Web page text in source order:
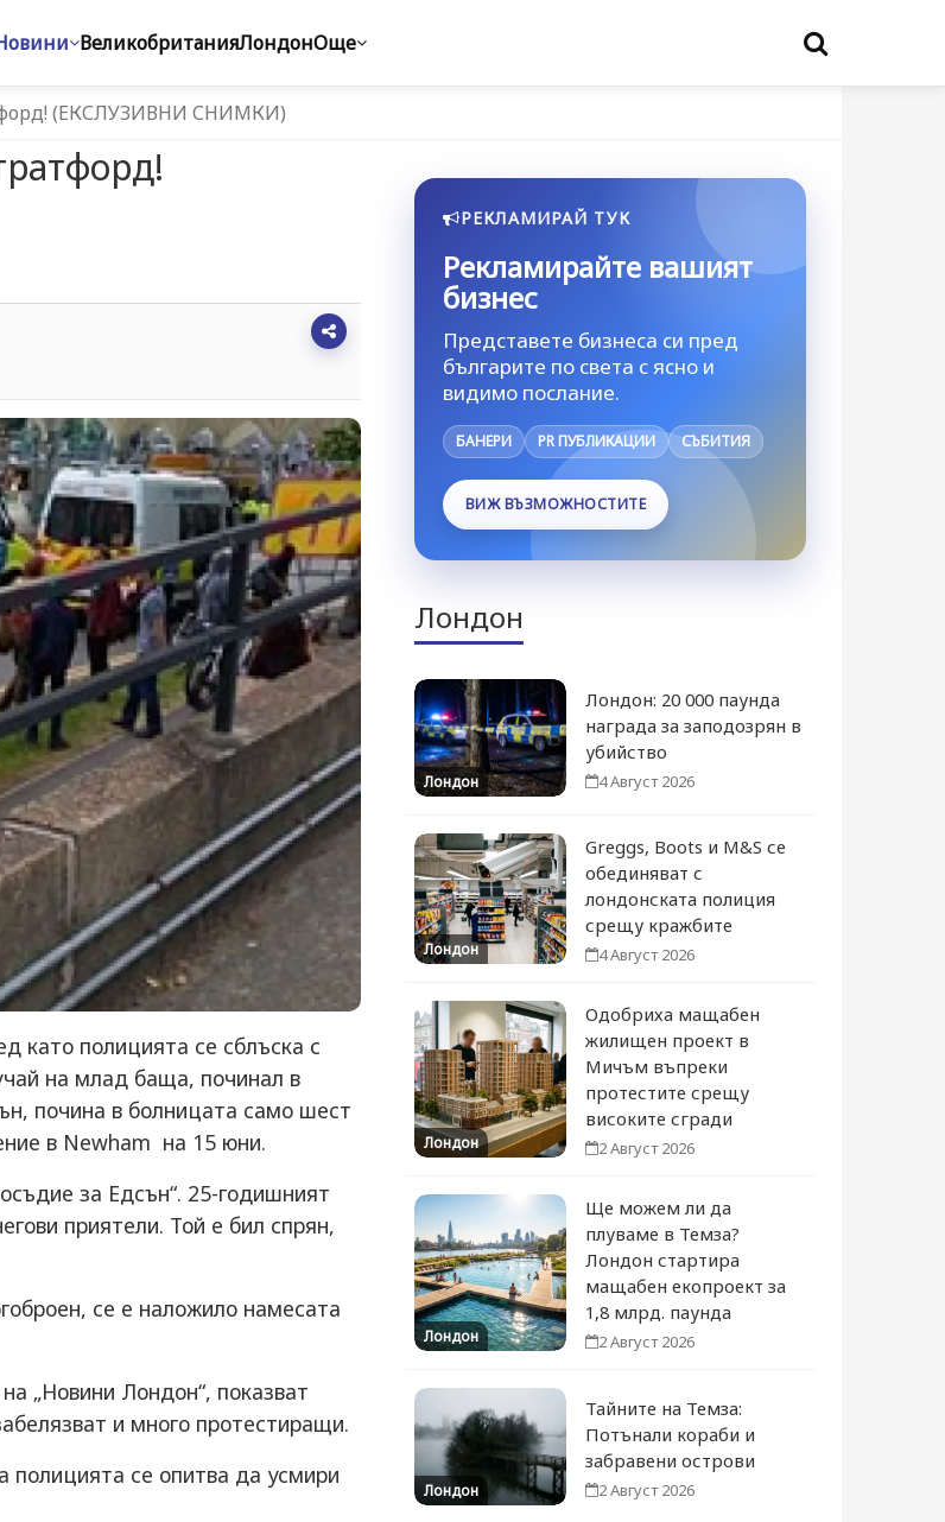
ВеликобританияЛондонОще
(ЕКСЛУЗИВНИ СНИМКИ)
като полицията се сблъска с
на млад баща, починал в
почина в болницата само шест
в Newham на 15 юни.
за Едсън“. 25-годишният
приятели. Той е бил спрян,
се е наложило намесата
„Новини Лондон“, показват
и много протестиращи.
полицията се опитва да усмири
РЕКЛАМИРАЙ ТУК
Рекламирайте вашият
бизнес
Представете бизнеса си пред
българите по света с ясно и
видимо послание.
БАНЕРИ PR ПУБЛИКАЦИИ СЪБИТИЯ
ВИЖ ВЪЗМОЖНОСТИТЕ
Лондон
Лондон
Лондон: 20 000 паунда
награда за заподозрян в
убийство
4 Август 2026
Лондон
Greggs, Boots и M&S се
обединяват с
лондонската полиция
срещу кражбите
4 Август 2026
Лондон
Одобриха мащабен
жилищен проект в
Мичъм въпреки
протестите срещу
високите сгради
2 Август 2026
Лондон
Ще можем ли да
плуваме в Темза?
Лондон стартира
мащабен екопроект за
1,8 млрд. паунда
2 Август 2026
Лондон
Тайните на Темза:
Потънали кораби и
забравени острови
2 Август 2026